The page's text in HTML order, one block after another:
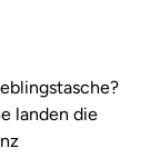
landen die